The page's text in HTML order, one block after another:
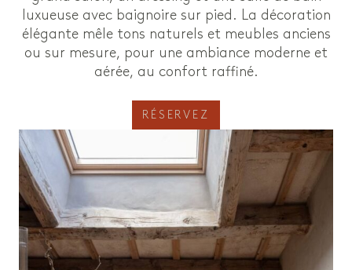
luxueuse avec baignoire sur pied. La décoration
élégante mêle tons naturels et meubles anciens
ou sur mesure, pour une ambiance moderne et
aérée, au confort raffiné.
RÉSERVEZ